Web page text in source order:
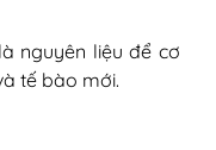
sữa bò
dụng sữa và
sữa bò
công thức
nguyên liệu để cơ
tế bào mới.